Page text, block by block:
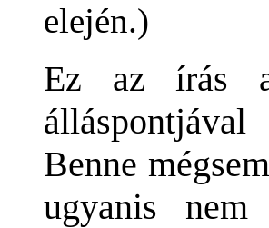
elején.)
Ez az írás a
Benne
ugyanis